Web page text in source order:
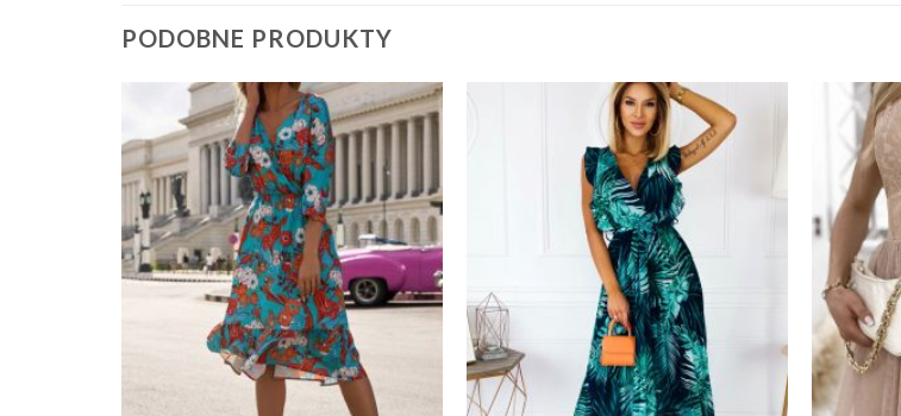
PODOBNE PRODUKTY